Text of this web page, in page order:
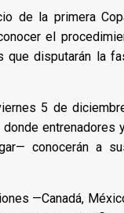
de la primera
el
que disputarán la
5 de
donde
conocerán a
—Canadá,